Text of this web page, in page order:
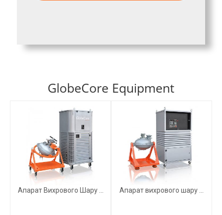
GlobeCore Equipment
Апарат Вихрового Шару ... Апарат вихрового шару ...